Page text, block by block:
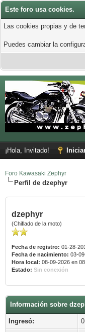
Este foro usa cookies.
Las cookies propias y de
Puedes cambiar la
¡Hola, Invitado!
Foro Kawasaki Zephyr
Perfil de dzephyr
dzephyr
(Chiflado de la moto)
Fecha de registro: 01-28-
Fecha de nacimiento: 03-
Hora local: 08-09-2026 en
Estado: Sin conexión
Información sobre
Ingresó: